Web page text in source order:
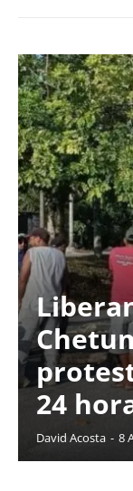
24
David Acosta - 8